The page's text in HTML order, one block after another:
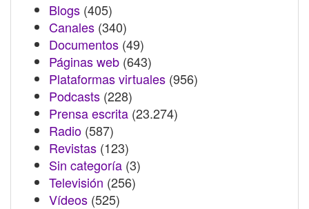
Blogs (405)
Canales (340)
Documentos (49)
Páginas web (643)
Plataformas virtuales (956)
Podcasts (228)
Prensa escrita (23.274)
Radio (587)
Revistas (123)
Sin categoría (3)
Televisión (256)
Vídeos (525)